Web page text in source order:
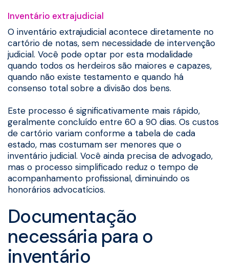
Inventário extrajudicial
O inventário extrajudicial acontece diretamente no
cartório de notas, sem necessidade de intervenção
judicial. Você pode optar por esta modalidade
quando todos os herdeiros são maiores e capazes,
quando não existe testamento e quando há
consenso total sobre a divisão dos bens.
Este processo é significativamente mais rápido,
geralmente concluído entre 60 a 90 dias. Os custos
de cartório variam conforme a tabela de cada
estado, mas costumam ser menores que o
inventário judicial. Você ainda precisa de advogado,
mas o processo simplificado reduz o tempo de
acompanhamento profissional, diminuindo os
honorários advocatícios.
Documentação
necessária para o
inventário